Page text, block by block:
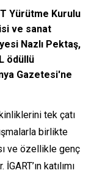
Yürütme Kurulu
ve sanat
Nazlı Pektaş,
ödüllü
Gazetesi'ne
tek çatı
birlikte
ve özellikle genç
katılımı